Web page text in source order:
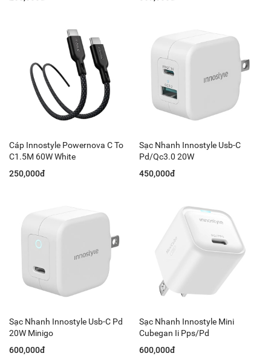
Cáp Innostyle Powernova C To
C1.5M 60W White
250,000đ
Sạc Nhanh Innostyle Usb-C
Pd/Qc3.0 20W
450,000đ
Sạc Nhanh Innostyle Usb-C Pd
20W Minigo
600,000đ
Sạc Nhanh Innostyle Mini
Cubegan Ii Pps/Pd
600,000đ